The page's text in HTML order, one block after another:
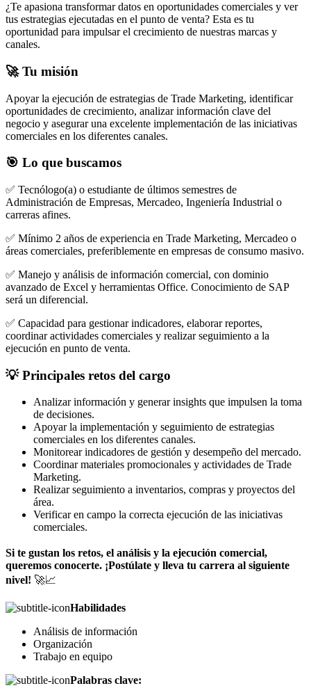
¿Te apasiona transformar datos en oportunidades comerciales y ver
tus estrategias ejecutadas en el punto de venta? Esta es tu
oportunidad para impulsar el crecimiento de nuestras marcas y
canales.
🚀 Tu misión
Apoyar la ejecución de estrategias de Trade Marketing, identificar
oportunidades de crecimiento, analizar información clave del
negocio y asegurar una excelente implementación de las iniciativas
comerciales en los diferentes canales.
🎯 Lo que buscamos
✅ Tecnólogo(a) o estudiante de últimos semestres de
Administración de Empresas, Mercadeo, Ingeniería Industrial o
carreras afines.
✅ Mínimo 2 años de experiencia en Trade Marketing, Mercadeo o
áreas comerciales, preferiblemente en empresas de consumo masivo.
✅ Manejo y análisis de información comercial, con dominio
avanzado de Excel y herramientas Office. Conocimiento de SAP
será un diferencial.
✅ Capacidad para gestionar indicadores, elaborar reportes,
coordinar actividades comerciales y realizar seguimiento a la
ejecución en punto de venta.
💡 Principales retos del cargo
Analizar información y generar insights que impulsen la toma
de decisiones.
Apoyar la implementación y seguimiento de estrategias
comerciales en los diferentes canales.
Monitorear indicadores de gestión y desempeño del mercado.
Coordinar materiales promocionales y actividades de Trade
Marketing.
Realizar seguimiento a inventarios, compras y proyectos del
área.
Verificar en campo la correcta ejecución de las iniciativas
comerciales.
Si te gustan los retos, el análisis y la ejecución comercial,
queremos conocerte. ¡Postúlate y lleva tu carrera al siguiente
nivel! 🚀📈
Habilidades
Análisis de información
Organización
Trabajo en equipo
Palabras clave: